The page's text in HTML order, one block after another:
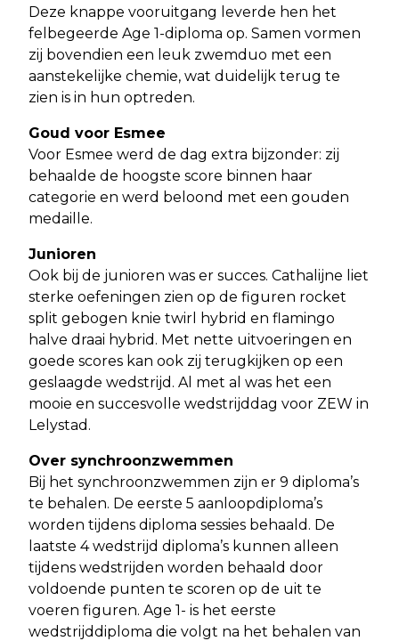
Deze knappe vooruitgang leverde hen het
felbegeerde Age 1-diploma op. Samen vormen
zij bovendien een leuk zwemduo met een
aanstekelijke chemie, wat duidelijk terug te
zien is in hun optreden.
Goud voor Esmee
Voor Esmee werd de dag extra bijzonder: zij
behaalde de hoogste score binnen haar
categorie en werd beloond met een gouden
medaille.
Junioren
Ook bij de junioren was er succes. Cathalijne liet
sterke oefeningen zien op de figuren rocket
split gebogen knie twirl hybrid en flamingo
halve draai hybrid. Met nette uitvoeringen en
goede scores kan ook zij terugkijken op een
geslaagde wedstrijd. Al met al was het een
mooie en succesvolle wedstrijddag voor ZEW in
Lelystad.
Over synchroonzwemmen
Bij het synchroonzwemmen zijn er 9 diploma’s
te behalen. De eerste 5 aanloopdiploma’s
worden tijdens diploma sessies behaald. De
laatste 4 wedstrijd diploma’s kunnen alleen
tijdens wedstrijden worden behaald door
voldoende punten te scoren op de uit te
voeren figuren. Age 1- is het eerste
wedstrijddiploma die volgt na het behalen van